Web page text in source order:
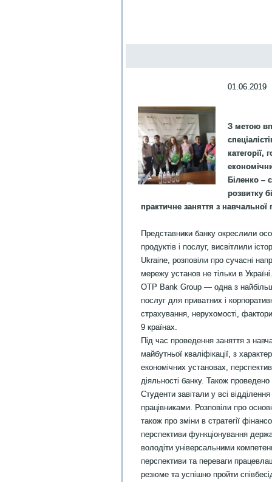
01.06.2019
З метою
категорії,
Біленко –
розвитку
практичне заняття з навчальної
Представники банку окреслили
продуктів і послуг, висвітлили
Ukraine, розповіли про сучасні
мережу установ не тільки в Україні.
OTP Bank Group — одна з
послуг для приватних і
страхування, нерухомості,
9 країнах.
Під час проведення заняття з
майбутньої кваліфікації, з
економічних установах,
діяльності банку. Також
Студенти завітали у всі
працівниками. Розповіли про
також про зміни в стратегії
перспективи функціонування
володіти універсальними
перспективи та переваги
резюме та успішно пройти